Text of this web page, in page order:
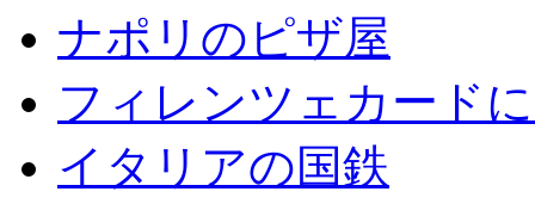
ナポリのピザ屋
フィレンツェカード
イタリアの国鉄